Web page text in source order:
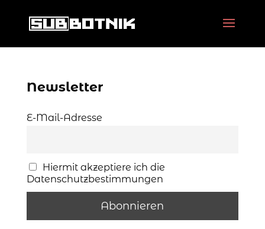
Newsletter
E-Mail-Adresse
Hiermit akzeptiere ich die
Datenschutzbestimmungen